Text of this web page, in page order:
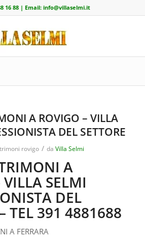
16 88| Email: info@villaselmi.it
A ROVIGO – VILLA
DEL SETTORE
rovigo / da Villa Selmi
A
SELMI
DEL
TEL 391 4881688